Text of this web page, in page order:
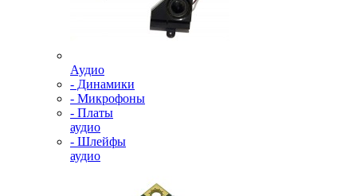
Аудио
- Динамики
- Микрофоны
- Платы
аудио
- Шлейфы
аудио